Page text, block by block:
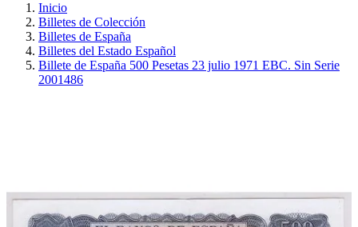
Inicio
Billetes de Colección
Billetes de España
Billetes del Estado Español
Billete de España 500 Pesetas 23 julio 1971 EBC. Sin Serie
2001486